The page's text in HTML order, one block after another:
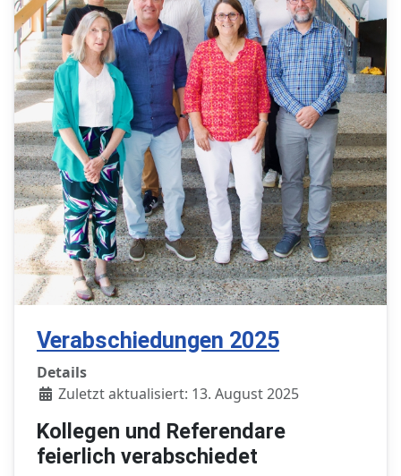
Verabschiedungen 2025
Details
Zuletzt aktualisiert: 13. August 2025
Kollegen und Referendare
feierlich verabschiedet